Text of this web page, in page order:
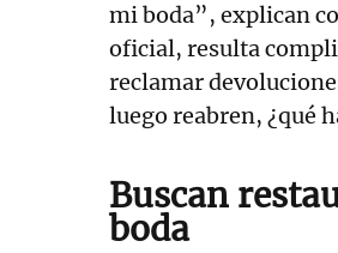
mi boda”, explican
oficial, resulta
reclamar
luego reabren, ¿qué
Buscan
boda